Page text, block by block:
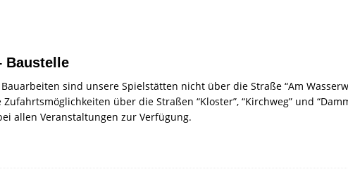
Baustelle
sind unsere Spielstätten nicht über die Straße “Am
über die Straßen “Kloster”, “Kirchweg” und
allen Veranstaltungen zur Verfügung.